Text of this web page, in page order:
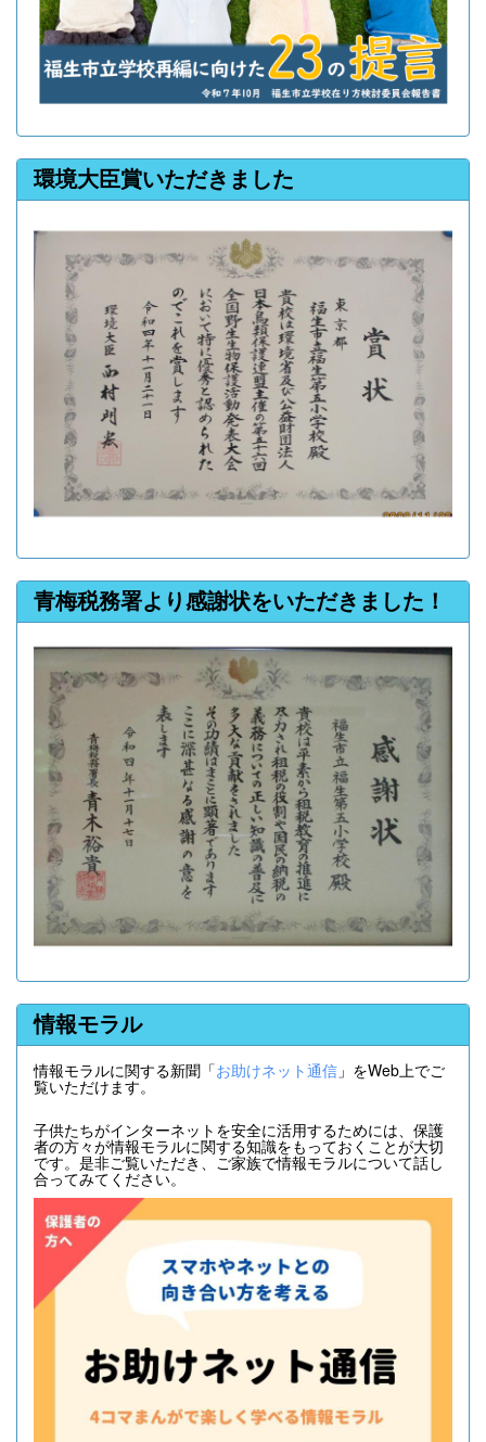
環境大臣賞いただきました
青梅税務署より感謝状をいただきました！
情報モラル
情報モラルに関する新聞「お助けネット通信 」をWeb上でご
覧いただけます。
子供たちがインターネットを安全に活用するためには、保護
者の方々が情報モラルに関する知識をもっておくことが大切
です。是非ご覧いただき、ご家族で情報モラルについて話し
合ってみてください。